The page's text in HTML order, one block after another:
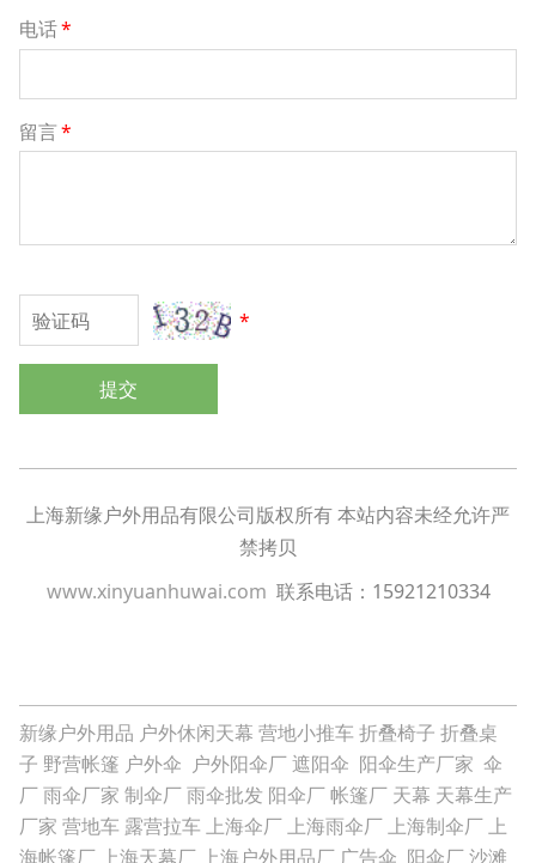
电话*
留言*
*
提交
上海新缘户外用品有限公司版权所有 本站内容未经允许严
禁拷贝
www.xinyuanhuwai.com 联系电话：15921210334
新缘户外用品 户外休闲天幕 营地小推车 折叠椅子 折叠桌
子 野营帐篷 户外伞 户外阳伞厂遮阳伞 阳伞生产厂家 伞
厂雨伞厂家 制伞厂雨伞批发 阳伞厂帐篷厂 天幕 天幕生产
厂家 营地车 露营拉车 上海伞厂 上海雨伞厂 上海制伞厂 上
海帐篷厂 上海天幕厂 上海户外用品厂 广告伞 阳伞厂沙滩